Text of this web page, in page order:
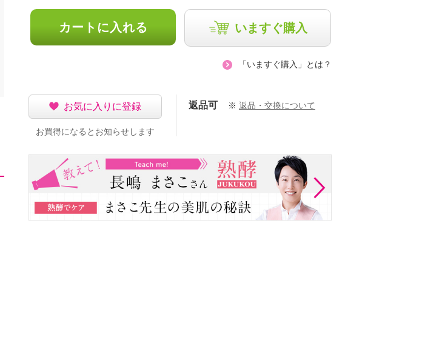
熟酵の全商品のおすすめの手順を紹介しております❗️
長嶋まさこ
カートに入れる いますぐ購入
「いますぐ購入」とは？
お気に入りに登録
お買得になるとお知らせします
返品可 ※ 返品・交換について